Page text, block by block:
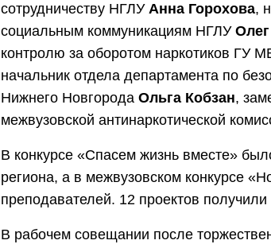
сотрудничеству НГЛУ Анна Горохова,
социальным коммуникациям НГЛУ
контролю за оборотом наркотиков ГУ
начальник отдела департамента по
Нижнего Новгорода Ольга Кобзан,
межвузовской антинаркотической
В конкурсе «Спасем жизнь вместе»
региона, а в межвузовском конкурсе
преподавателей. 12 проектов
В рабочем совещании после